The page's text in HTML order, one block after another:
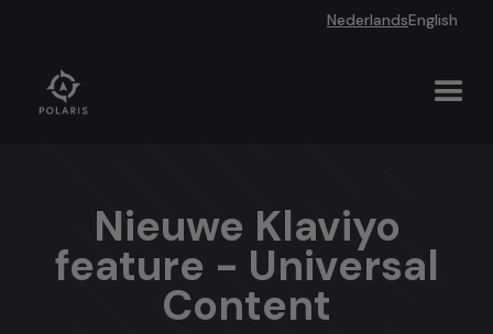
NederlandsEnglish
Nieuwe Klaviyo
feature - Universal
Content